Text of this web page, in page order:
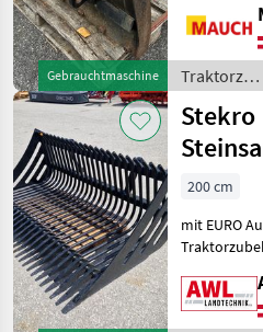
Gebrauchtmaschine
Das Kroko
Eben im Pongau.
mich, Ihnen in Eben, im
Zentrum fü
/ Stekro
Stekro
2m
200 cm
mit EURO